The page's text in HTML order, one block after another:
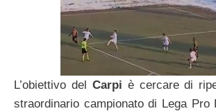
L’obiettivo del Carpi è cercare di
straordinario campionato di Lega Pro